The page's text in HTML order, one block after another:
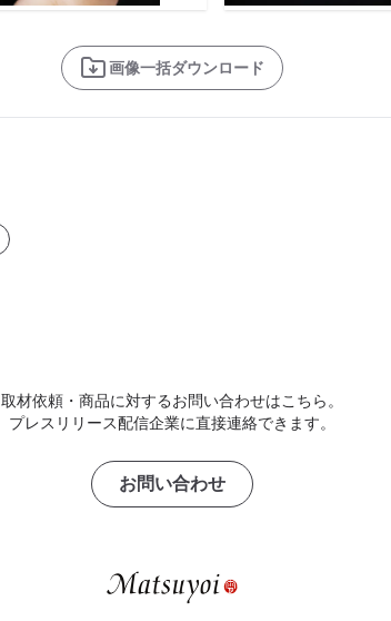
画像一括ダウンロード
取材依頼・商品に対するお問い合わせはこちら。
プレスリリース配信企業に直接連絡できます。
お問い合わせ